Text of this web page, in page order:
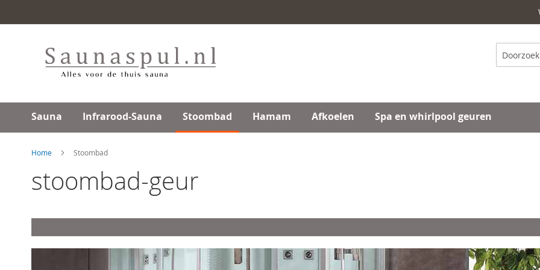
direct
naar
inhoud
Zoeken
Sauna Infrarood-Sauna Stoombad Hamam Afkoelen Spa en whirlpool geuren
Home Stoombad
stoombad-geur